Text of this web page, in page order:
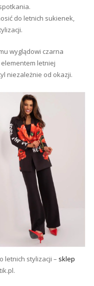
do letnich sukienek,
wyglądowi czarna
letniej
niezależnie od okazji.
letnich stylizacji – sklep